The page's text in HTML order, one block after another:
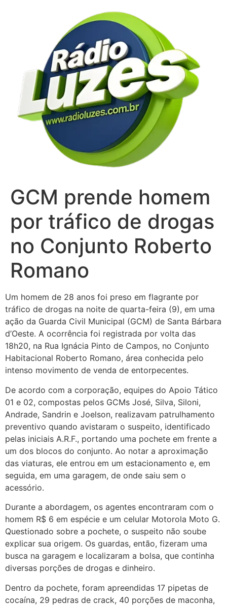
GCM prende homem
por tráfico de drogas
no Conjunto Roberto
Romano
Um homem de 28 anos foi preso em flagrante por
tráfico de drogas na noite de quarta-feira (9), em uma
ação da Guarda Civil Municipal (GCM) de Santa Bárbara
d’Oeste. A ocorrência foi registrada por volta das
18h20, na Rua Ignácia Pinto de Campos, no Conjunto
Habitacional Roberto Romano, área conhecida pelo
intenso movimento de venda de entorpecentes.
De acordo com a corporação, equipes do Apoio Tático
01 e 02, compostas pelos GCMs José, Silva, Siloni,
Andrade, Sandrin e Joelson, realizavam patrulhamento
preventivo quando avistaram o suspeito, identificado
pelas iniciais A.R.F., portando uma pochete em frente a
um dos blocos do conjunto. Ao notar a aproximação
das viaturas, ele entrou em um estacionamento e, em
seguida, em uma garagem, de onde saiu sem o
acessório.
Durante a abordagem, os agentes encontraram com o
homem R$ 6 em espécie e um celular Motorola Moto G.
Questionado sobre a pochete, o suspeito não soube
explicar sua origem. Os guardas, então, fizeram uma
busca na garagem e localizaram a bolsa, que continha
diversas porções de drogas e dinheiro.
Dentro da pochete, foram apreendidas 17 pipetas de
cocaína, 29 pedras de crack, 40 porções de maconha,